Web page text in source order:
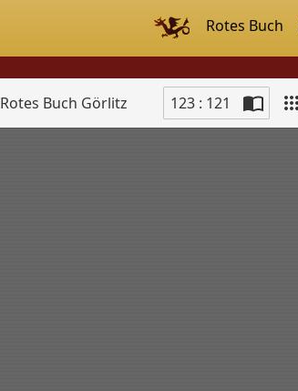
Rotes Buch
Rotes Buch Görlitz 123 : 121